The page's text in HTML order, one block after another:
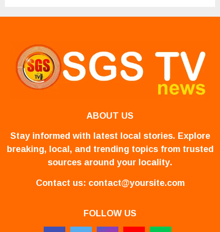
ABOUT US
Stay informed with latest local stories. Explore
breaking, local, and trending topics from trusted
sources around your locality.
Contact us: contact@yoursite.com
FOLLOW US